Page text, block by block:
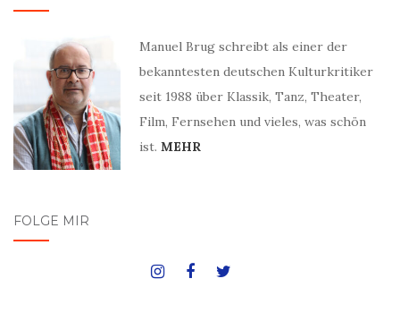
Manuel Brug schreibt als einer der
bekanntesten deutschen Kulturkritiker
seit 1988 über Klassik, Tanz, Theater,
Film, Fernsehen und vieles, was schön
ist. MEHR
FOLGE MIR